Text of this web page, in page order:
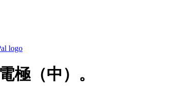
極（中）。